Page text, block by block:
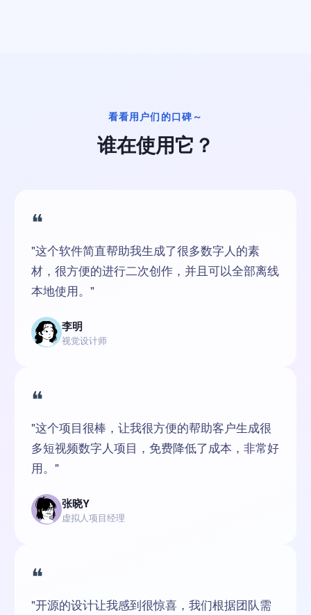
看看用户们的口碑～
谁在使用它？
❝
"这个软件简直帮助我生成了很多数字人的素
材，很方便的进行二次创作，并且可以全部离线
本地使用。"
李明
视觉设计师
❝
"这个项目很棒，让我很方便的帮助客户生成很
多短视频数字人项目，免费降低了成本，非常好
用。"
张晓Y
虚拟人项目经理
❝
"开源的设计让我感到很惊喜，我们根据团队需